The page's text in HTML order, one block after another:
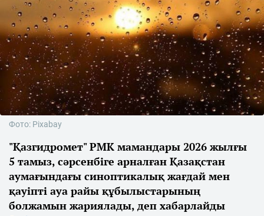
Фото: Pixabay
"Қазгидромет" РМК мамандары 2026 жылғы
5 тамыз, сәрсенбіге арналған Қазақстан
аумағындағы синоптикалық жағдай мен
қауіпті ауа райы құбылыстарының
болжамын жариялады, деп хабарлайды